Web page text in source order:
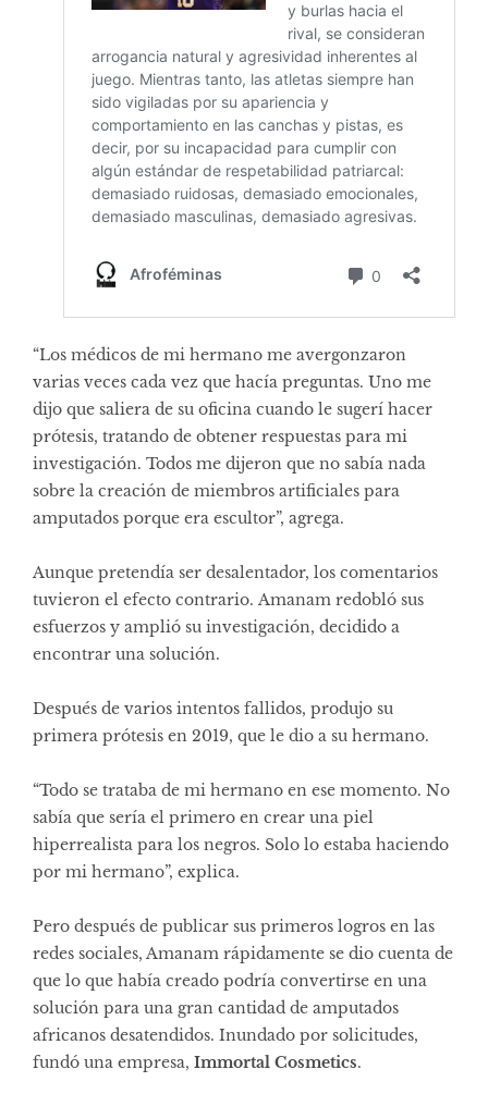
“Los médicos de mi hermano me avergonzaron
varias veces cada vez que hacía preguntas. Uno me
dijo que saliera de su oficina cuando le sugerí hacer
prótesis, tratando de obtener respuestas para mi
investigación. Todos me dijeron que no sabía nada
sobre la creación de miembros artificiales para
amputados porque era escultor”, agrega.
Aunque pretendía ser desalentador, los comentarios
tuvieron el efecto contrario. Amanam redobló sus
esfuerzos y amplió su investigación, decidido a
encontrar una solución.
Después de varios intentos fallidos, produjo su
primera prótesis en 2019, que le dio a su hermano.
“Todo se trataba de mi hermano en ese momento. No
sabía que sería el primero en crear una piel
hiperrealista para los negros. Solo lo estaba haciendo
por mi hermano”, explica.
Pero después de publicar sus primeros logros en las
redes sociales, Amanam rápidamente se dio cuenta de
que lo que había creado podría convertirse en una
solución para una gran cantidad de amputados
africanos desatendidos. Inundado por solicitudes,
fundó una empresa, Immortal Cosmetics.